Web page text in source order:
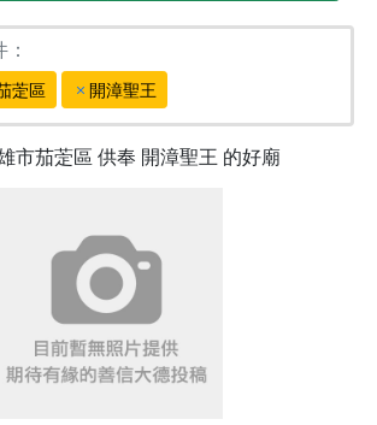
萣區 開漳聖王
市茄萣區 供奉 開漳聖王 的好廟